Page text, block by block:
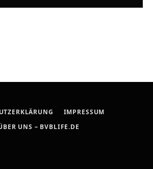
IMPRESSUM
UNS – BVBLIFE.DE